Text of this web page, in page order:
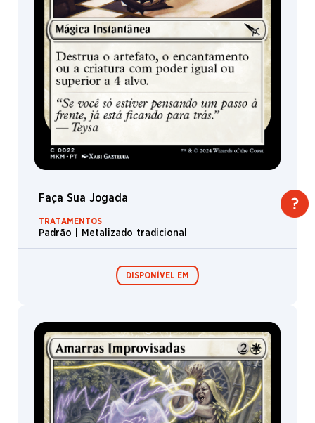
Faça Sua Jogada
TRATAMENTOS
Padrão | Metalizado tradicional
DISPONÍVEL EM
Expositor de
Booster /
Boosters de
Jogo
Pacotes de Pré-
lançamento